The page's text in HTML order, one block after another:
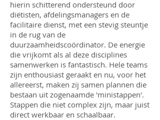
hierin schitterend ondersteund door
diëtisten, afdelingsmanagers en de
facilitaire dienst, met een stevig steuntje
in de rug van de
duurzaamheidscoördinator. De energie
die vrijkomt als al deze disciplines
samenwerken is fantastisch. Hele teams
zijn enthousiast geraakt en nu, voor het
allereerst, maken zij samen plannen die
bestaan uit zogenaamde 'ministappen'.
Stappen die niet complex zijn, maar juist
direct werkbaar en schaalbaar.